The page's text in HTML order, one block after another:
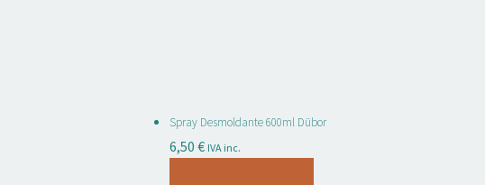
Spray Desmoldante 600ml Dübor
6,50€ IVA inc.